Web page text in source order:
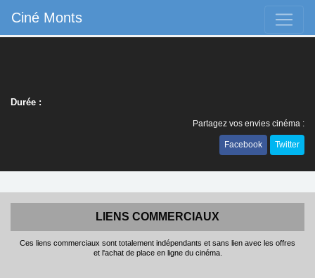
Ciné Monts
Durée :
Partagez vos envies cinéma :
Facebook Twitter
LIENS COMMERCIAUX
Ces liens commerciaux sont totalement indépendants et sans lien avec les offres
et l'achat de place en ligne du cinéma.